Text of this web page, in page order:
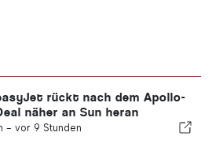
rückt nach dem Apollo-
näher an Sun heran
- vor 9 Stunden